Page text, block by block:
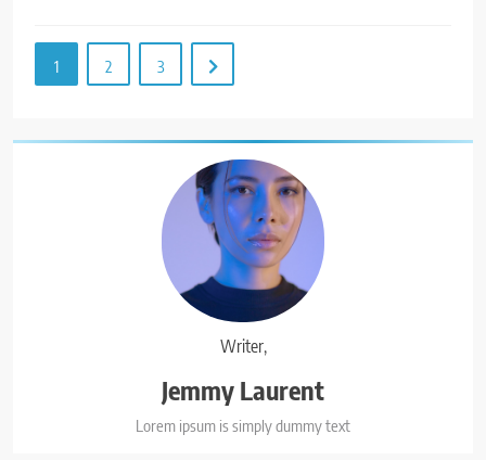
Writer,
Jemmy Laurent
Lorem ipsum is simply dummy text
1 2 3